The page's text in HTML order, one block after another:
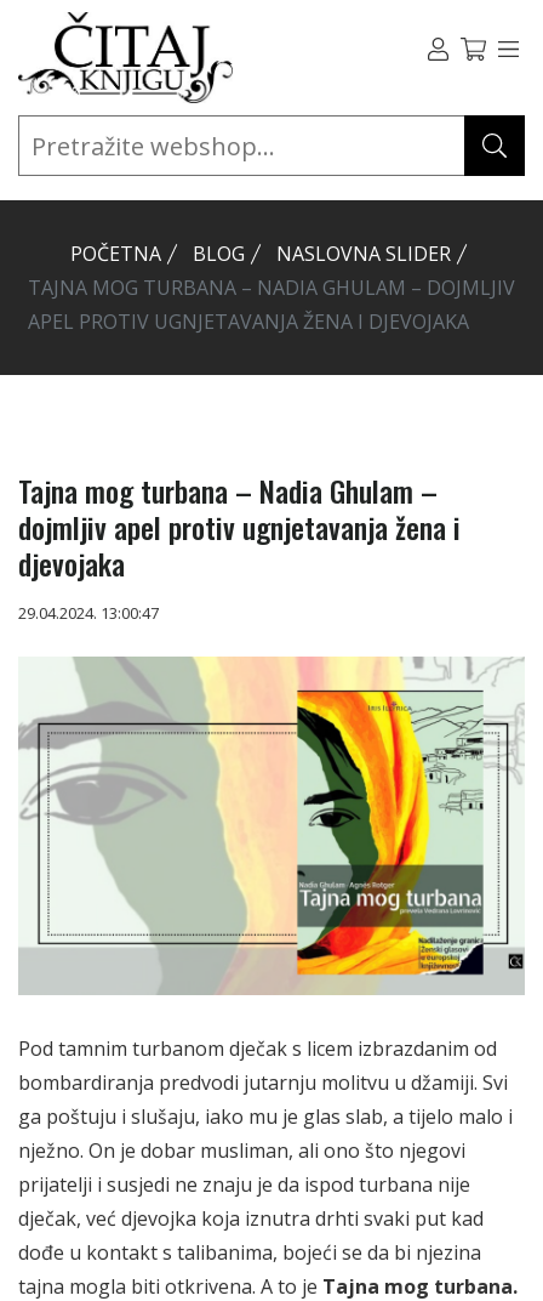
POČETNA BLOG
NASLOVNA SLIDER
TAJNA MOG TURBANA – NADIA GHULAM – DOJMLJIV
APEL PROTIV UGNJETAVANJA ŽENA I DJEVOJAKA
Tajna mog turbana – Nadia Ghulam –
dojmljiv apel protiv ugnjetavanja žena i
djevojaka
29.04.2024. 13:00:47
Pod tamnim turbanom dječak s licem izbrazdanim od
bombardiranja predvodi jutarnju molitvu u džamiji. Svi
ga poštuju i slušaju, iako mu je glas slab, a tijelo malo i
nježno. On je dobar musliman, ali ono što njegovi
prijatelji i susjedi ne znaju je da ispod turbana nije
dječak, već djevojka koja iznutra drhti svaki put kad
dođe u kontakt s talibanima, bojeći se da bi njezina
tajna mogla biti otkrivena. A to je Tajna mog turbana.